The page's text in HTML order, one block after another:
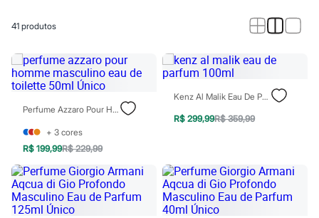
Macacões
Shorts e Bermudas
Vestidos
Acessórios
Bolsas
Bonés e Chapéus
Cintos
Óculos
Relógios
Calçados
Botas
Chinelos
Rasteirinhas
41 produtos
Perfume Azzaro Pour Homme Masculino Eau De Toilette 50ml Único
+ 3 cores
R$ 199,99R$ 229,99
Kenz Al Malik Eau De Parfum 100ml
R$ 299,99R$ 359,99